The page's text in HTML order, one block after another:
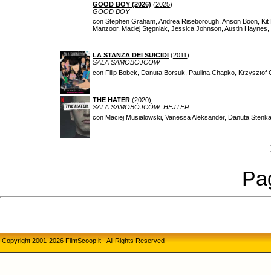
GOOD BOY (2026) (2025)
GOOD BOY
con Stephen Graham, Andrea Riseborough, Anson Boon,
Manzoor, Maciej Stępniak, Jessica Johnson, Austin
LA STANZA DEI SUICIDI (2011)
SALA SAMOBOJCOW
con Filip Bobek, Danuta Borsuk, Paulina Chapko,
THE HATER (2020)
SALA SAMOBÓJCÓW. HEJTER
con Maciej Musialowski, Vanessa Aleksander, Danuta Stenka
Copyright 2001-2026 FilmScoop.it - All Rights Reserved